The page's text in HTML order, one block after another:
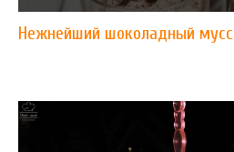
Нежнейший шоколадный мусс